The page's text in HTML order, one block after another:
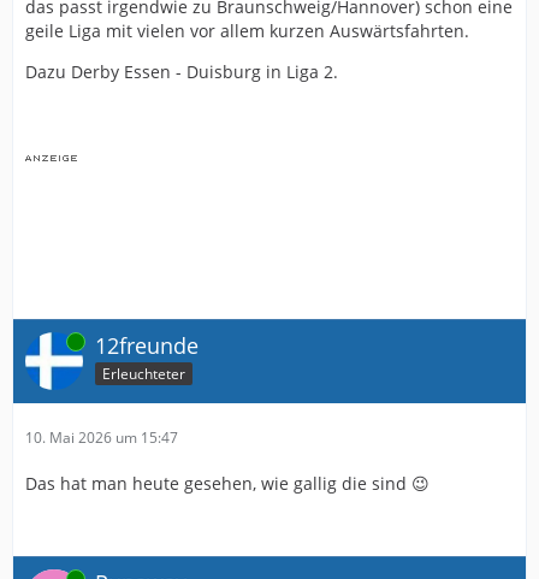
das passt irgendwie zu Braunschweig/Hannover) schon eine
geile Liga mit vielen vor allem kurzen Auswärtsfahrten.
Dazu Derby Essen - Duisburg in Liga 2.
Online 12freunde
Erleuchteter
10. Mai 2026 um 15:47
Das hat man heute gesehen, wie gallig die sind 😉